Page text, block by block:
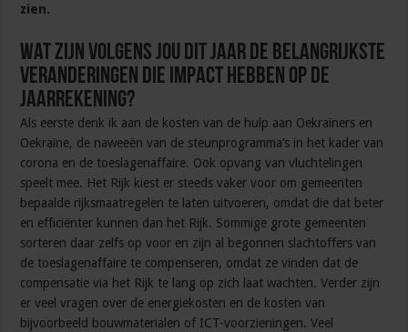
zien.
Wat zijn volgens jou dit jaar de belangrijkste
veranderingen die impact hebben op de
jaarrekening?
Als eerste denk ik aan de kosten van de hulp aan Oekraïners en
Oekraïne, de naweeën van de steunprogramma’s in het kader van
corona en de toeslagenaffaire. Ook opvang van vluchtelingen
speelt mee. Het Rijk kiest er steeds vaker voor om gemeenten
bepaalde rijksmaatregelen te laten uitvoeren, omdat die dat beter
en efficiënter kunnen dan het Rijk. Sommige grote gemeenten
sorteren daar zelfs op voor en zijn al begonnen slachtoffers van
de toeslagenaffaire te compenseren, omdat ze vinden dat de
compensatie via het Rijk te lang op zich laat wachten. Verder zijn
er veel vragen over de energiekosten en de kosten van
bijvoorbeeld bouwmaterialen of ICT-voorzieningen. Veel